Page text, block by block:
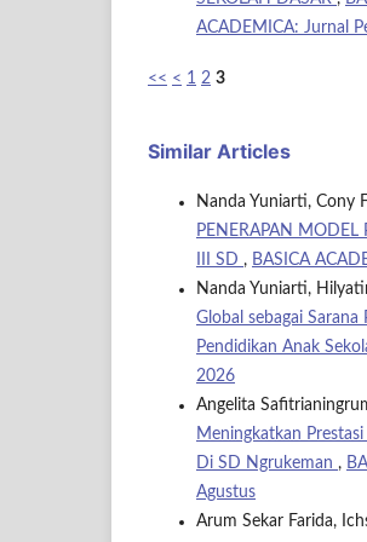
ACADEMICA: Jurnal
<< < 1 2 3
Similar Articles
Nanda Yuniarti, Cony
PENERAPAN MODEL
III SD , BASICA
Nanda Yuniarti,
Global sebagai
Pendidikan Anak
2026
Angelita
Meningkatkan
Di SD Ngrukeman ,
Agustus
Arum Sekar Farida,